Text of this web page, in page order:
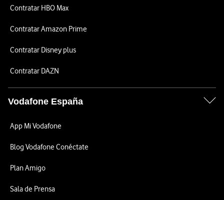
Contratar HBO Max
Contratar Amazon Prime
Contratar Disney plus
Contratar DAZN
Vodafone España
App Mi Vodafone
Blog Vodafone Conéctate
Plan Amigo
Sala de Prensa